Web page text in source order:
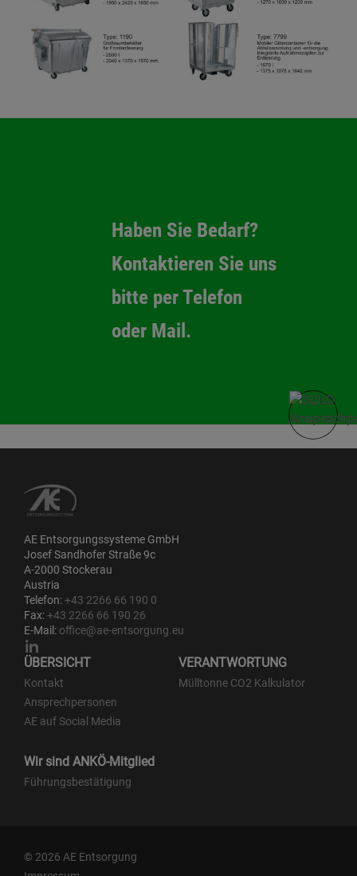
Haben Sie Bedarf?
Kontaktieren Sie uns
bitte per Telefon
oder Mail.
AE Entsorgungssysteme GmbH
Josef Sandhofer Straße 9c
A-2000 Stockerau
Austria
Telefon:+43 2266 66 190 0
Fax:+43 2266 66 190 26
E-Mail: office@ae-entsorgung.eu
ÜBERSICHT
Kontakt
Ansprechpersonen
AE auf Social Media
VERANTWORTUNG
Mülltonne CO2 Kalkulator
Wir sind ANKÖ-Mitglied
Führungsbestätigung
© 2026 AE Entsorgung